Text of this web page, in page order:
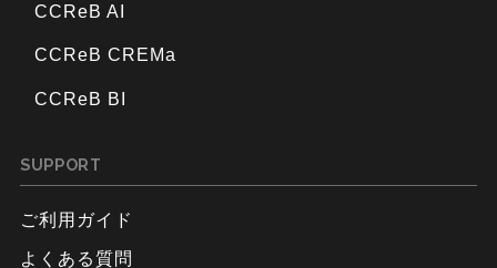
CCReB AI
CCReB CREMa
CCReB BI
SUPPORT
ご利用ガイド
よくある質問